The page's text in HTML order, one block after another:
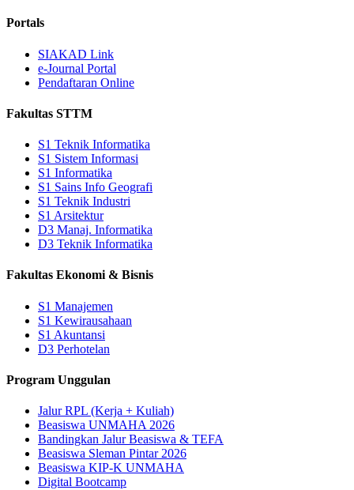
Portals
SIAKAD Link
e-Journal Portal
Pendaftaran Online
Fakultas STTM
S1 Teknik Informatika
S1 Sistem Informasi
S1 Informatika
S1 Sains Info Geografi
S1 Teknik Industri
S1 Arsitektur
D3 Manaj. Informatika
D3 Teknik Informatika
Fakultas Ekonomi & Bisnis
S1 Manajemen
S1 Kewirausahaan
S1 Akuntansi
D3 Perhotelan
Program Unggulan
Jalur RPL (Kerja + Kuliah)
Beasiswa UNMAHA 2026
Bandingkan Jalur Beasiswa & TEFA
Beasiswa Sleman Pintar 2026
Beasiswa KIP-K UNMAHA
Digital Bootcamp